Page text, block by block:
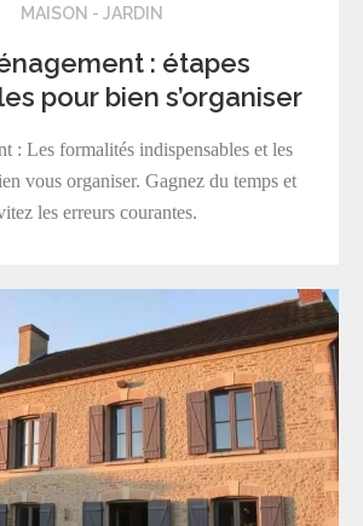
MAISON - JARDIN
: étapes
pour bien s’organiser
: Les formalités indispensables et les
vous organiser. Gagnez du temps et
les erreurs courantes.